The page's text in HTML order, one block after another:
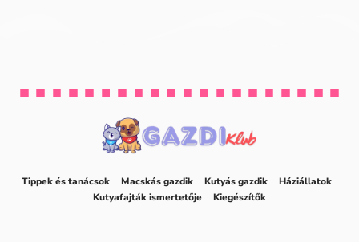
Tippek és tanácsok Macskás gazdik Kutyás gazdik
Háziállatok
Kutyafajták ismertetője
Kiegészítők